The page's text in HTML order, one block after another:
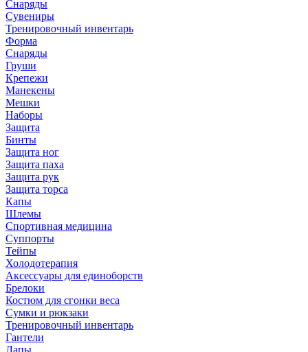
Снаряды
Сувениры
Тренировочный инвентарь
Форма
Снаряды
Груши
Крепежи
Манекены
Мешки
Наборы
Защита
Бинты
Защита ног
Защита паха
Защита рук
Защита торса
Капы
Шлемы
Спортивная медицина
Суппорты
Тейпы
Холодотерапия
Аксессуары для единоборств
Брелоки
Костюм для сгонки веса
Сумки и рюкзаки
Тренировочный инвентарь
Гантели
Лапы